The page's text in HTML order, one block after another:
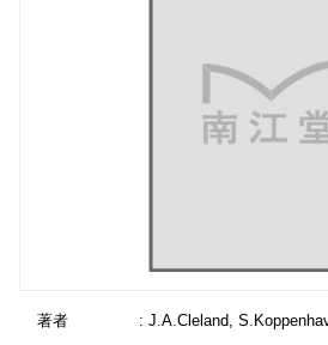
著者
: J.A.Cleland,